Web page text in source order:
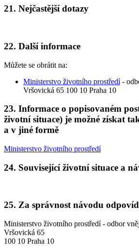
21. Nejčastější dotazy
22. Další informace
Můžete se obrátit na:
Ministerstvo životního prostředí-
Vršovická 65 100 10 Praha 10
23. Informace o popisovaném
životní situace) je možné získat
a v jiné formě
Ministerstvo životního prostředí
24. Související životní situace a
25. Za správnost návodu
Ministerstvo životního prostředí - odbor
Vršovická 65
100 10 Praha 10